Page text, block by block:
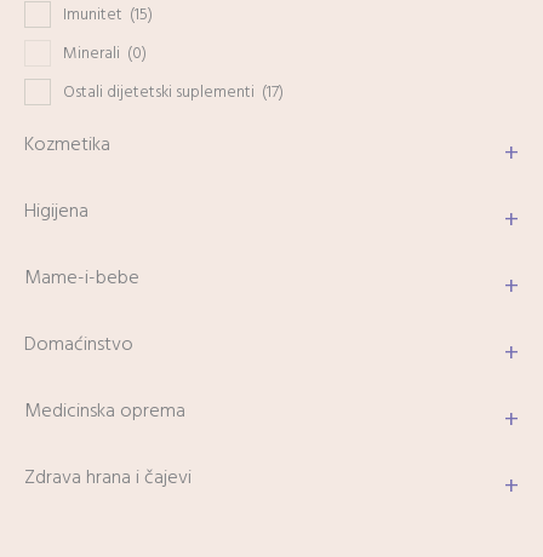
Imunitet (15)
Minerali (0)
Ostali dijetetski suplementi (17)
Kozmetika +
Higijena +
Mame-i-bebe +
Domaćinstvo +
Medicinska oprema +
Zdrava hrana i čajevi +